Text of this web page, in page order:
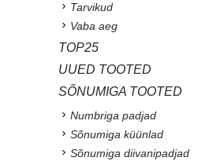
Tarvikud
Vaba aeg
TOP25
UUED TOOTED
SÕNUMIGA TOOTED
Numbriga padjad
Sõnumiga küünlad
Sõnumiga diivanipadjad